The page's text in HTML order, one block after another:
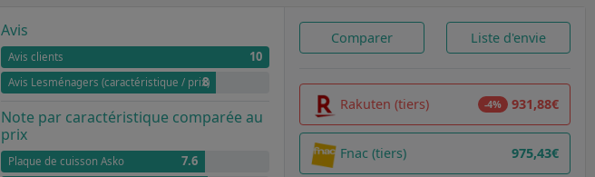
Avis
Avis clients 10
Avis Lesménagers (caractéristique / prix)
8
Note par caractéristique comparée au
prix
Plaque de cuisson Asko 7.6
Comparer Liste d'envie
Rakuten (tiers) -4% 931,88€
Fnac (tiers) 975,43€